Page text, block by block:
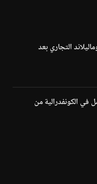
التجاري بعد
في الكونفدرالية من